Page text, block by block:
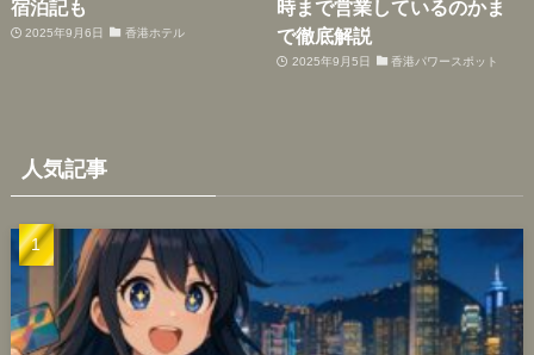
宿泊記も
2025年9月6日 香港ホテル
時まで営業しているのかま
で徹底解説
2025年9月5日 香港パワースポット
人気記事